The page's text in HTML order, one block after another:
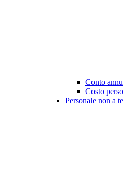
Conto
Costo
Personale non a